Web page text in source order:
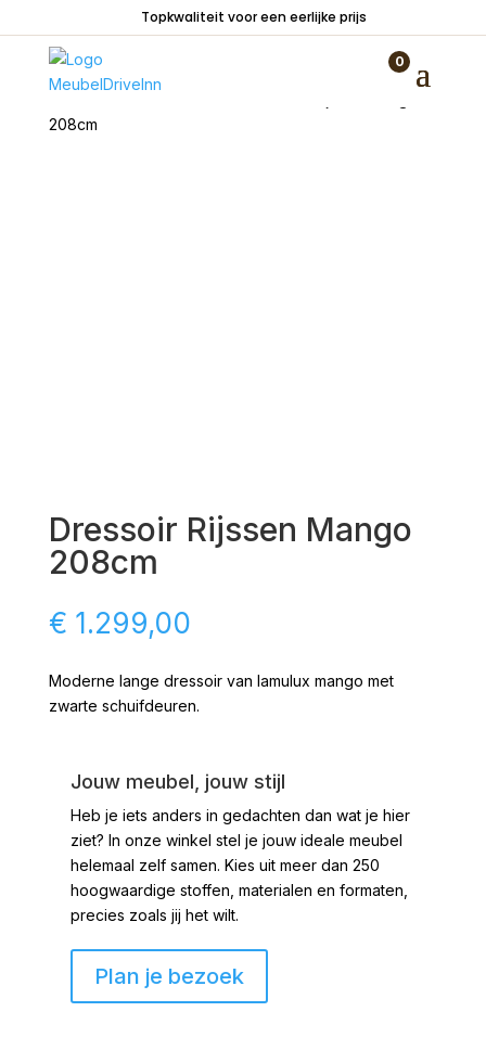
Topkwaliteit voor een eerlijke prijs
0
208cm
Dressoir Rijssen Mango
208cm
€ 1.299,00
Moderne lange dressoir van lamulux mango met
zwarte schuifdeuren.
Jouw meubel, jouw stijl
Heb je iets anders in gedachten dan wat je hier
ziet? In onze winkel stel je jouw ideale meubel
helemaal zelf samen. Kies uit meer dan 250
hoogwaardige stoffen, materialen en formaten,
precies zoals jij het wilt.
Plan je bezoek